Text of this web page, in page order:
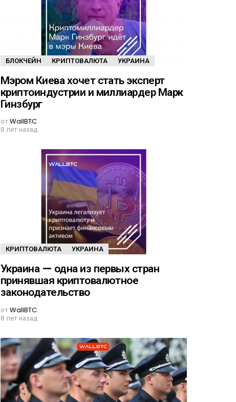
БЛОКЧЕЙН КРИПТОВАЛЮТА УКРАИНА
Мэром Киева хочет стать эксперт
криптоиндустрии и миллиардер Марк
Гинзбург
отWallBTC
8 лет назад
КРИПТОВАЛЮТА УКРАИНА
Украина — одна из первых стран
принявшая криптовалютное
законодательство
отWallBTC
8 лет назад